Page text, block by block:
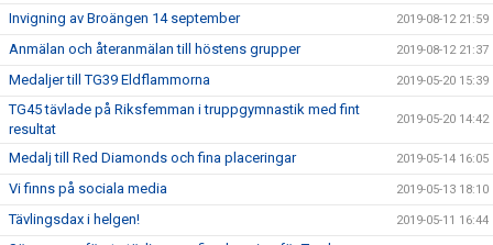
Invigning av Broängen 14 september 2019-08-12 21:59
Anmälan och återanmälan till höstens grupper 2019-08-12 21:37
Medaljer till TG39 Eldflammorna 2019-05-20 15:39
TG45 tävlade på Riksfemman i truppgymnastik med fint
resultat
2019-05-20 14:42
Medalj till Red Diamonds och fina placeringar 2019-05-14 16:05
Vi finns på sociala media 2019-05-13 18:10
Tävlingsdax i helgen! 2019-05-11 16:44